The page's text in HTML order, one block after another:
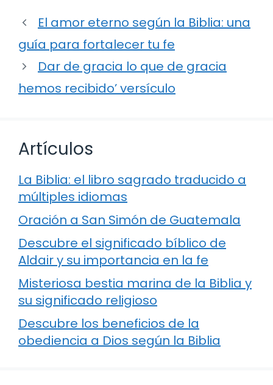
El amor eterno según la Biblia: una
guía para fortalecer tu fe
Dar de gracia lo que de gracia
hemos recibido’ versículo
Artículos
La Biblia: el libro sagrado traducido a
múltiples idiomas
Oración a San Simón de Guatemala
Descubre el significado bíblico de
Aldair y su importancia en la fe
Misteriosa bestia marina de la Biblia y
su significado religioso
Descubre los beneficios de la
obediencia a Dios según la Biblia